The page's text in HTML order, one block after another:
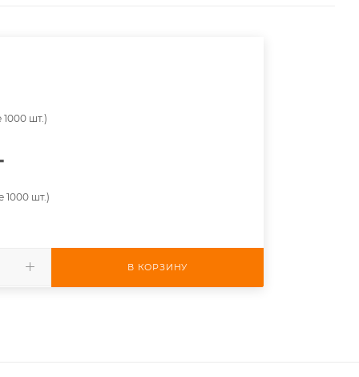
шт.)
1000 шт.)
В КОРЗИНУ